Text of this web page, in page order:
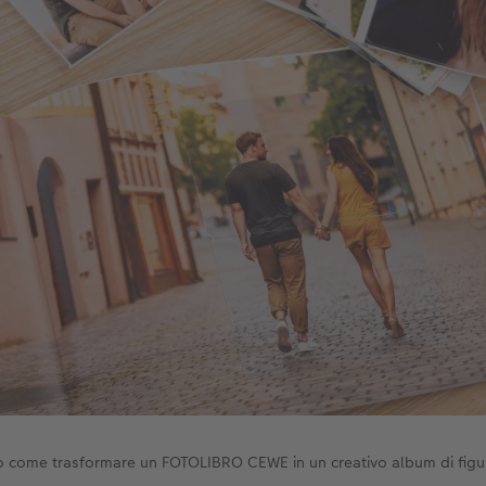
come trasformare un FOTOLIBRO CEWE in un creativo album di